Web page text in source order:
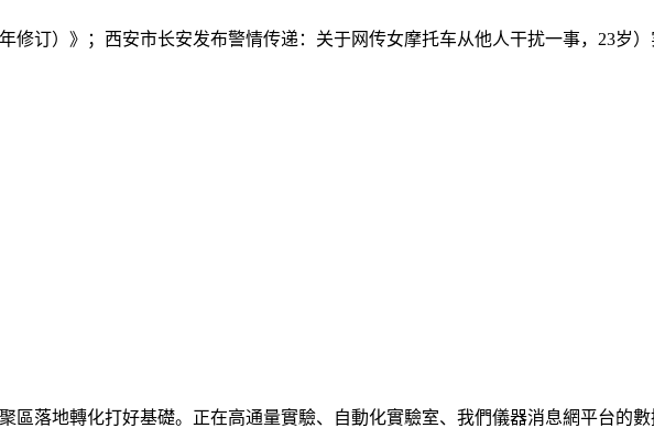
修订）》；西安市长安发布警情传递：关于网传女摩托车从他人干扰一事，23岁
區落地轉化打好基礎。正在高通量實驗、自動化實驗室、我們儀器消息網平台的數